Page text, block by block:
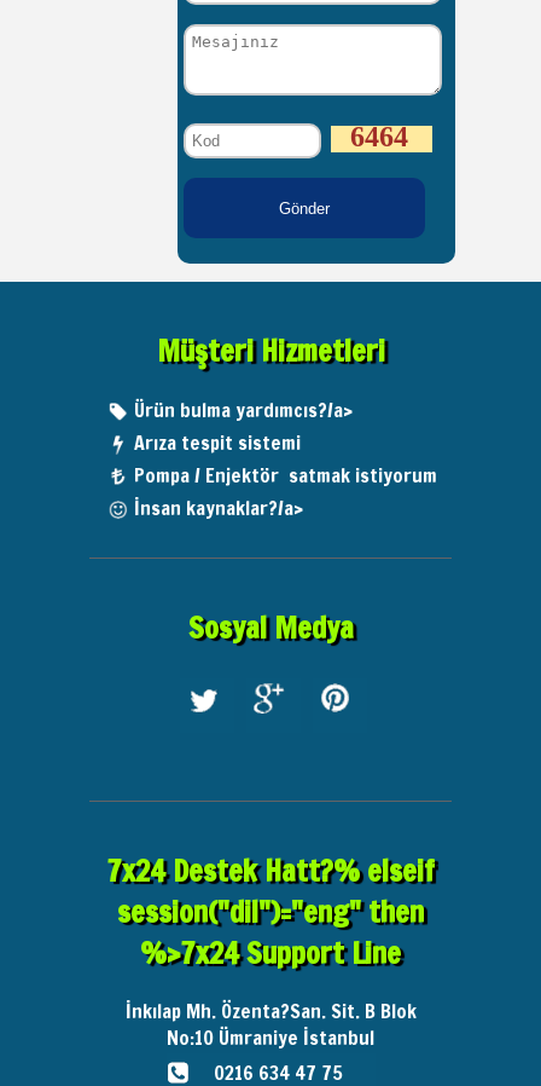
6464
Müşteri Hizmetleri
Ürün bulma yardımcıs?/a>
Arıza tespit sistemi
Pompa / Enjektör satmak istiyorum
İnsan kaynaklar?/a>
Sosyal Medya
7x24 Destek Hatt?% elseif
session("dil")="eng" then
%>7x24 Support Line
İnkılap Mh. Özenta?San. Sit. B Blok
No:10 Ümraniye İstanbul
0216 634 47 75